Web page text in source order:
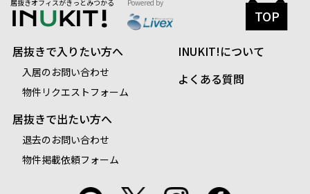
居抜きオフィスがきっとみつかる Powered by
居抜きで入りたい方へ
入居のお問い合わせ
物件リクエストフォーム
居抜きで出たい方へ
退去のお問い合わせ
物件掲載依頼フォーム
INUKIT!について
よくある質問
TOP